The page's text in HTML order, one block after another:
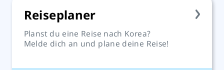
Reiseplaner
Planst du eine Reise nach Korea?
Melde dich an und plane deine Reise!